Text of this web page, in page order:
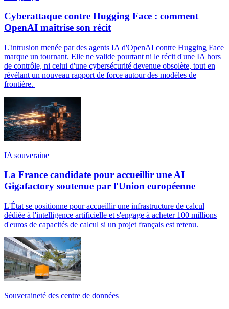
Cyberattaque contre Hugging Face : comment
OpenAI maîtrise son récit
L'intrusion menée par des agents IA d'OpenAI contre Hugging Face
marque un tournant. Elle ne valide pourtant ni le récit d'une IA hors
de contrôle, ni celui d'une cybersécurité devenue obsolète, tout en
révélant un nouveau rapport de force autour des modèles de
frontière.
IA souveraine
La France candidate pour accueillir une AI
Gigafactory soutenue par l'Union européenne
L'État se positionne pour accueillir une infrastructure de calcul
dédiée à l'intelligence artificielle et s'engage à acheter 100 millions
d'euros de capacités de calcul si un projet français est retenu.
Souveraineté des centre de données